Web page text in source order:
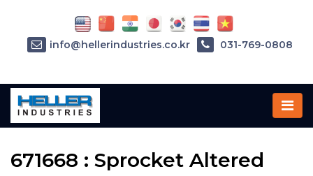
Home»Parts»671668
671668 : Sprocket Altered
info@hellerindustries.co.kr 031-769-0808